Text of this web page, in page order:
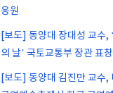
응원
[보도] 동양대 장대성 교수,
의 날’ 국토교통부 장관 표
[보도] 동양대 김진만 교수,